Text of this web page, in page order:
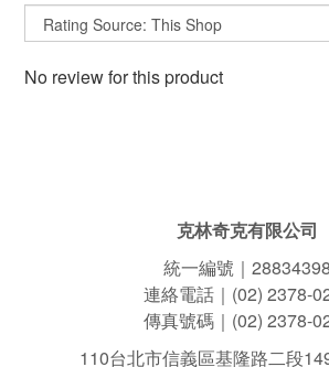
No review for this product
克林奇克有限公司
統一編號｜28834398
連絡電話｜(02) 2378-
傳真號碼｜(02) 2378-
110台北市信義區基隆路二段